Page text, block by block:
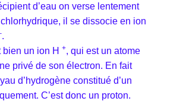
d’eau on verse lentement
chlorhydrique, il se dissocie en ion
.
bien un ion H +, qui est un atome
privé de son électron. En fait
d’hydrogène constitué d’un
C’est donc un proton.